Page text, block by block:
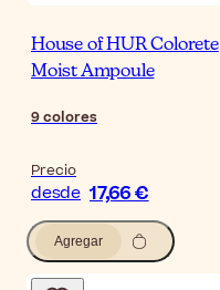
House of HUR Colorete
Moist Ampoule
9colores
Precio
desde 17,66 €
Agregar